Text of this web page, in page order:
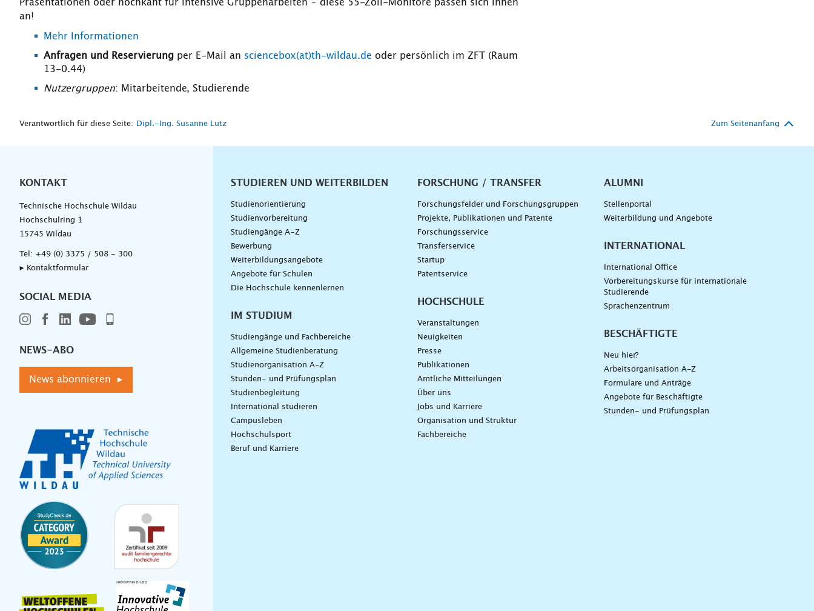
Präsentationen oder hochkant für intensive Gruppenarbeiten – diese 55-Zoll-Monitore passen sich Ihnen
an!
Mehr Informationen
Anfragen und Reservierung per E-Mail an sciencebox(at)th-wildau.de oder persönlich im ZFT (Raum
13-0.44)
Nutzergruppen: Mitarbeitende, Studierende
Verantwortlich für diese Seite: Dipl.-Ing. Susanne Lutz Zum Seitenanfang
KONTAKT
Technische Hochschule Wildau
Hochschulring 1
15745 Wildau
Tel: +49 (0) 3375 / 508 - 300
▸ Kontaktformular
SOCIAL MEDIA
NEWS-ABO
News abonnieren ▸
Unternavigation
STUDIEREN UND WEITERBILDEN
Studienorientierung
Studienvorbereitung
Studiengänge A–Z
Bewerbung
Weiterbildungsangebote
Angebote für Schulen
Die Hochschule kennenlernen
IM STUDIUM
Studiengänge und Fachbereiche
Allgemeine Studienberatung
Studienorganisation A-Z
Stunden- und Prüfungsplan
Studienbegleitung
International studieren
Campusleben
Hochschulsport
Beruf und Karriere
FORSCHUNG / TRANSFER
Forschungsfelder und Forschungsgruppen
Projekte, Publikationen und Patente
Forschungsservice
Transferservice
Startup
Patentservice
HOCHSCHULE
Veranstaltungen
Neuigkeiten
Presse
Publikationen
Amtliche Mitteilungen
Über uns
Jobs und Karriere
Organisation und Struktur
Fachbereiche
ALUMNI
Stellenportal
Weiterbildung und Angebote
INTERNATIONAL
International Office
Vorbereitungskurse für internationale
Studierende
Sprachenzentrum
BESCHÄFTIGTE
Neu hier?
Arbeitsorganisation A-Z
Formulare und Anträge
Angebote für Beschäftigte
Stunden- und Prüfungsplan